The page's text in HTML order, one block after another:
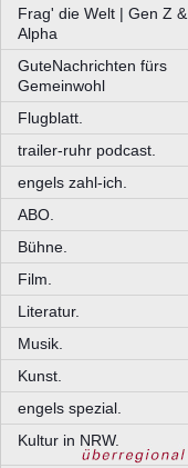
Frag' die Welt | Gen Z &
Alpha
GuteNachrichten fürs
Gemeinwohl
Flugblatt.
trailer-ruhr podcast.
engels zahl-ich.
ABO.
Bühne.
Film.
Literatur.
Musik.
Kunst.
engels spezial.
Kultur in NRW.